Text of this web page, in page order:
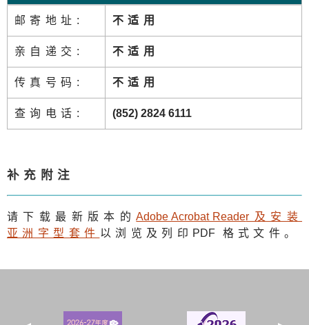
邮寄地址: 不适用
亲自递交: 不适用
传真号码: 不适用
查询电话: (852) 2824 6111
补充附注
请下载最新版本的Adobe Acrobat Reader及安装
亚洲字型套件 以浏览及列印 PDF 格式文件。